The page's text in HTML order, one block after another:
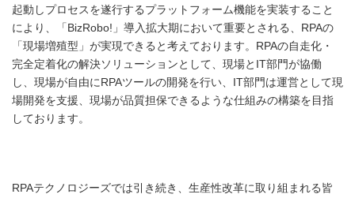
起動しプロセスを遂行するプラットフォーム機能を実装すること
により、「BizRobo!」導入拡大期において重要とされる、RPAの
「現場増殖型」が実現できると考えております。RPAの自走化・
完全定着化の解決ソリューションとして、現場とIT部門が協働
し、現場が自由にRPAツールの開発を行い、IT部門は運営として現
場開発を支援、現場が品質担保できるような仕組みの構築を目指
しております。
RPAテクノロジーズでは引き続き、生産性改革に取り組まれる皆